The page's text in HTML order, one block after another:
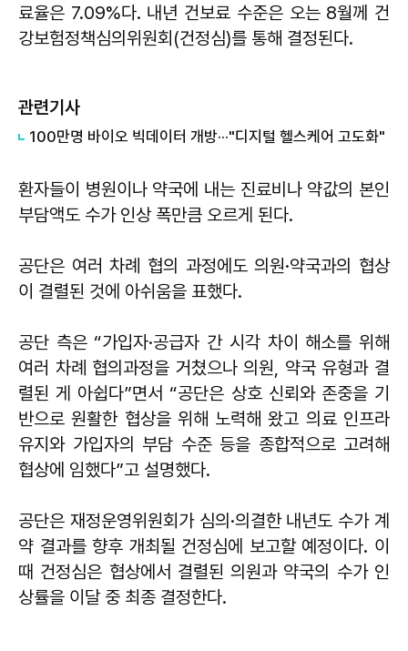
료율은 7.09%다. 내년 건보료 수준은 오는 8월께 건
강보험정책심의위원회(건정심)를 통해 결정된다.
관련기사
100만명 바이오 빅데이터 개방···"디지털 헬스케어 고도화"
환자들이 병원이나 약국에 내는 진료비나 약값의 본인
부담액도 수가 인상 폭만큼 오르게 된다.
공단은 여러 차례 협의 과정에도 의원·약국과의 협상
이 결렬된 것에 아쉬움을 표했다.
공단 측은 “가입자·공급자 간 시각 차이 해소를 위해
여러 차례 협의과정을 거쳤으나 의원, 약국 유형과 결
렬된 게 아쉽다”면서 “공단은 상호 신뢰와 존중을 기
반으로 원활한 협상을 위해 노력해 왔고 의료 인프라
유지와 가입자의 부담 수준 등을 종합적으로 고려해
협상에 임했다”고 설명했다.
공단은 재정운영위원회가 심의·의결한 내년도 수가 계
약 결과를 향후 개최될 건정심에 보고할 예정이다. 이
때 건정심은 협상에서 결렬된 의원과 약국의 수가 인
상률을 이달 중 최종 결정한다.